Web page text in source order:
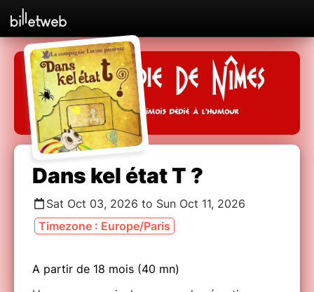
Dans kel état T ?
Sat Oct 03, 2026 to Sun Oct 11, 2026
Timezone : Europe/Paris
A partir de 18 mois (40 mn)